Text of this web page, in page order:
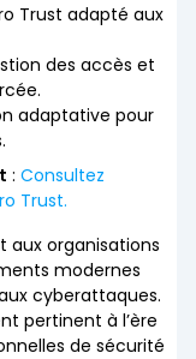
Trust adapté aux
des accès et
adaptative pour
: Consultez
Trust.
aux organisations
modernes
cyberattaques.
pertinent à l’ère
de sécurité